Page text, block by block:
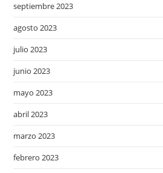
septiembre 2023
agosto 2023
julio 2023
junio 2023
mayo 2023
abril 2023
marzo 2023
febrero 2023